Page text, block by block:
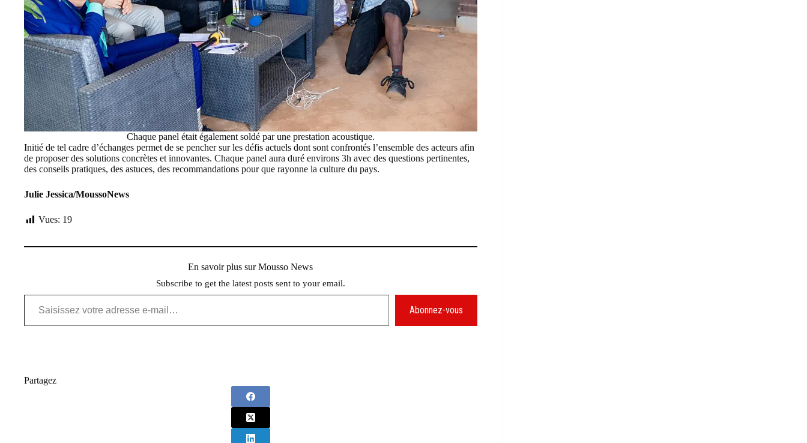
Chaque panel était également soldé par une prestation acoustique.
Initié de tel cadre d’échanges permet de se pencher sur les défis actuels dont sont confrontés l’ensemble des acteurs afin
de proposer des solutions concrètes et innovantes. Chaque panel aura duré environs 3h avec des questions pertinentes,
des conseils pratiques, des astuces, des recommandations pour que rayonne la culture du pays.
Julie Jessica/MoussoNews
Vues: 19
En savoir plus sur Mousso News
Subscribe to get the latest posts sent to your email.
Saisissez votre adresse e-mail…
Abonnez-vous
Partagez